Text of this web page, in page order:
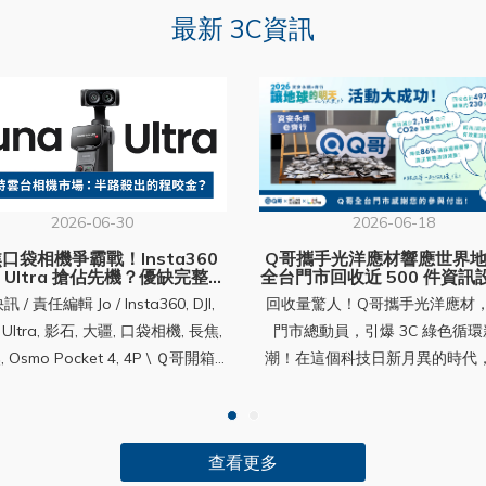
最新 3C資訊
2026-06-30
袋相機爭霸戰！Insta360
搶佔先機？優缺完整分
析＋套裝購買攻略
人機專利、結構設計和影像處理技術，大疆也提出：影石部分發明人曾是 DJI 核心研發人員，依中國專利法，這些可能屬於「職務發明」，專利權應歸大疆所有。 目前六月這場在美國，大疆針對「外觀」和「技術」兩個大方向指控影石，並要求法院下達永久禁制令，可以說大疆於美國市場受限的情況底下，也試圖阻擋 Luna 系列在美國的銷售。 外觀方面，說影石抄了 DJI Osmo Pocket 的基礎外觀，包含手柄造型、雲台結構、可旋轉螢幕、按鍵配置、整體比例⋯⋯等等；也有另一說，說這是產品設計的「趨同演化」；源自生物學，不同物種因相同環境壓力演化出相似特徵（例如鯊魚和海豚體型趨同），但⋯⋯口袋雲台相機真的沒有其他設計外觀可以嘗試了嗎？技術方面，大疆認為影石的 Luna 複製了 Osmo Pocket 的以下核心功能：主體追蹤、雲台方向跟隨控制、雲台模式切換、鎖定拍攝方向功能（Lock Mode）；大疆在訴狀中甚至使用了相當強烈的措辭「blatantly copy」公然抄襲。 沒人是紙老虎，影石迅速反擊 Insta360 會接受這些指控嗎？當然不。非常快地，隔天 Insta360 就在美國提出反訴。指控 DJI 侵犯影石五項專利，包括雲台穩定技術、雲台方向控制、平滑防震演算法等等；產品線涉及 Osmo Pocket、Ronin / RS、Osmo Mobile、Osmo 360。 Insta360 創辦人劉靖康在日本 DC.Watch 的專訪表示：Luna 專案其實從 2020 年就開始開發，技術源自：ONE R、Link 網路攝影機、Flow 手機穩定器；並非抄襲 DJI。而 DJI 選在 Luna 發售當天提告，反而彰顯其害怕競爭的心理。 不過，在 DJI 提交美國德州東區法院的訴狀中，DJI 的立場相當明確：Luna 系列不只是外觀接近，而是從機身輪廓到功能組合，都「全面複製」DJI 花費多年研發並取得專利的 Osmo Pocket 系列技術。 換句話說，Insta360 把這場官司定調為「巨頭打壓新競爭者」；DJI 則在訴訟文件中把它定調為「保護多年研發成果與專利權」。 目前訴訟火熱進行中，而 Luna Ultra 至此據說買氣和銷量也不錯。究竟這台 Luna Ultra 有什麼能耐，讓大疆不得不動真格？讓我們一起看下去⋯⋯（老套） （⭡回目錄） 二、Luna Ultra 規格大解密——徠卡加持了什麼？ 看完以上（激發潛能）的良性競爭（嗎？），讓我們將鏡頭從法院重新聚焦回這次主角，也就是無情搶在 DJI Osmo Pocket 4P 之前亮眼登場的：Insta360 Luna Ultra，雙鏡頭口袋雲台相機。（竟然直接出了高階版，聽說之後才會出 Luna 基礎款，與 4P 競爭的意味很鮮明啊） 說徠卡之前，先說說口袋雲台相機存在的意義 如果你還沒有一台口袋相機、也不明白像 Pocket 這樣手持式的雲台相機，買來要做什麼用？手機不夠用嗎？簡單說，一來是讓單一功能交給專業設備，解放手機；避免長時間的錄影會讓手機發燙耗電，不必犧牲了手機本來在生活中的功能（導航、查資料、行動支付）。Luna Ultra 除了以白色打入喜歡輕盈形象的市場，可分離的螢幕更是主打賣點，當個會拍照的好男友簡直易如反掌。（嗯？你說要先有什麼？） 二來，專為紀錄的設備多方面體驗都優於手機，尤其在抗震防抖、儲存空間、使用體驗（握法、操作）的面向設計都比手機來的友善——穩定器（雲台）讓你放心行動，拍個片不用如履薄冰怕晃動；獨立的儲存空間和記憶卡，方便收納更多回憶；最後，單手握持就能拍出震撼美景，需要時還能用自帶腳架立著自拍，這樣的體驗怎能讓旅行者不愛？ Luna Ultra 五個重點特色 項目說明1. 聯名研發影石 Insta360 × Leica 德國徠卡 共同研發2. 鏡頭規格1 英吋主鏡頭（F1.8 光圈、14 檔動態範圍） 1/1.3 英吋長焦鏡頭（F2.0 光圈）3. 變焦能力6 倍無損變焦（120mm） + 最高 12 倍變焦（240mm） 4. 晶片系統業界首款 AI 三晶片系統： 1 張高通 4nm 旗艦晶片 + 2 張專業影像晶片 支援 4K 60fps 夜拍錄影 5. 可拆卸螢幕2 吋 OLED 可拆卸式圖傳遙控螢幕 最遠 20 公尺圖傳 內建麥克風可收音 一機雙徠卡，畫質有底氣像 2008 年的皮克斯電影主角瓦利，橫向排列的雙鏡頭，似嘴巴處放上徠卡聯名標誌 LEICA，左邊主鏡頭，感光元件 1 吋，畫素約 3700 萬等級（依官方主鏡頭靜態照片參數推算），錄影最高 8K（約3300萬畫素）， 具備 F1.8 大光圈與 14 檔動態範圍；右邊則是 1/1.3 吋的徠卡長焦鏡頭，F2.0 光圈，負責 3 倍光學以上的遠攝與空間壓縮感。 徠卡是擁有超過一個半世紀光學底蘊、並有百年相機工藝傳承的德國影像品牌。 徠卡加持——色彩真功夫，鏡頭給門面？你會不會懷疑，Luna Ultra 的徠卡聯名是真材實料還是行銷噱頭？答案是：色彩科學這塊徠卡是明確有感、拍幾張照片就能驗證；鏡頭設計的部分，徠卡實際貢獻多少則是外人很難說死的灰色地帶。Insta360 ONE R 1 英吋版官方宣傳圖，雙機並列展示，紅黑配色機身搭載 Leica 認證鏡頭，為雙方最早期的合作機型。這已經不是 Insta360 第一次找徠卡了——兩家從 2020 年的 ONE R 一英吋版就開始合作，至今橫跨六年，期間推出過 ONE R、Ace Pro、Ace Pro 2 等多款聯名機種。而「徠卡聯名」實際上代表什麼？參考目前被認為合作最深的小米案例，徠卡主管 Pablo Noda 在 Counterpoint 專訪 表示徠卡通常會在幾個環節協助，包括：鏡頭共研、感光元件選擇建議、ISP（影像信號處理器）調校，以及「色彩科學」。徠卡通常不負責生產感光元件，這部分還是廠商自己的事。Leica Camera 位於德國 Wetzlar 萊茲公園（Leitz-Park）的圓形玻璃帷幕總部大樓外觀，銀灰色雙圓柱建築頂端標有紅色 Leica 標誌。 在徠卡可能參與合作的環節裡，色彩科學是最容易被看見的。Insta360 Luna Ultra 中設定即可見 Natural、Vivid、Chrome（自然、生動、復古）三組徠卡原廠色彩濾鏡；好不好用，使用者拍幾張比一比就知道。Insta360 App ＞「我的」＞「照片水印」＞ 開啟並選「白邊框」，匯出照片即套上徠卡框。這算是Luna的大絕招嗎？套個框看起來更漂亮了。 至於「鏡頭光學」——這就是門面學問了，只是「通過徠卡等級品質認證」的背書，不可能把徠卡動輒數十萬的專業鏡頭設計搬過來。可以合理推測徠卡確實有參與品質把關、也可能給了鍍膜或鏡片設計建議，但具體貢獻多少，外部沒辦法驗證。對消費者而言，你真正買到的是徠卡保障的品牌美學、高端感、影像風格、色彩調校、以及經過考驗的畫質。 拍照錄影要的就是畫面漂亮，而漂不漂亮，肉眼所見的色彩感受是直觀的。Insta360 的產品策略在某種程度上似乎和蘋果有相似性，圍繞著易用性和消費者體驗打轉，致力讓大眾新手都感到友善。 （⭡回目錄） 三、夜景加強、螢幕遙控：Luna Ultra 亮點巡禮 盤點硬實力——真的夠硬？ 1. 雙鏡頭，第一顆鏡頭：1 英吋主鏡頭（37MP，支援 RAW） 主鏡頭 1 吋 ——自 2023 秋季 DJI Osmo Pocket 3 開始，1 吋感光元件的主鏡頭進入口袋雲台相機產品，高規下放似乎漸成常態。 最高 37MP ——即 3700 萬畫素，以 Luna Ultra 的單張靜態照片「UltraPhoto」之最高畫素判斷。DJI Osmo Pocket 4 同樣搭載 37MP 1 吋感光元件，靜態高畫素模式叫「SuperPhoto」。 37MP是幾K？——可參考 Osmo Pocket 4 的實際輸出，1:1 為 6144×6144（37MP），16:9 為 7680×4320（33MP）也就是 8K。 2. 雙鏡頭，第二顆鏡頭：1/1.3 英吋長焦鏡頭 長焦鏡頭 1/1.3 吋 ——相對一般手機的望遠副鏡頭感光元件多落在 1/3.5 吋到 1/2 吋之間，連 2025 年望遠大幅升級的 iPhone 17 Pro 也僅 1/2.55 吋，Luna Ultra 面積約為其 3 倍；感光面積大，單位時間收到的光子多，訊噪比就高。結果是暗部更乾淨、夜景/室內噪點更少。然而感光元件的大小不必然代表成像品質的好壞，還有運算等多方因素，最終還是得看成像。 微距 / 近拍能力 ——Luna Ultra 的長焦不只拿來拍遠，也能拿來拍近。英國科技媒體 T3 實測提到 最短對焦距離約 15cm，搭配 12x 等效 240mm，可以拍昆蟲、花草、食物、產品細節，壓縮感和散景會比一般超廣角 Vlog 相機更有趣。缺點是缺少對焦峰值提示，加上螢幕小，難發現跑焦。 3. 五段變焦，是什麼概念？不確定五段變焦的實力？和幾乎兩倍價格（快四萬）的旗艦 iPhone 比一比，對得起價格的變焦實力一目瞭然1x（20mm）主鏡頭原生焦段 2x（40mm）主鏡頭高解析裁切 3x（60mm）獨立長焦鏡頭，非數位裁切 6x（120mm）長焦鏡頭高解析裁切 12x（240mm）長焦鏡頭進一步數位裁切／放大，畫質會下降網友分享的長焦拍攝的微距照片；因為對焦距離很短，所以很容易拍出微觀，這點是目前較新 iPhone 比較遺憾的。 實測發現五段變焦有其限制：＊錄影方面：錄 100fps 以上只有兩段 1x、3x（推測應是高幀率不可用長焦鏡頭）、且錄影中不可變焦。錄解析度 8K 只有四段 1x、2x、3x、6x，且錄影中不能切換鏡頭！主鏡頭 8K 只能在 1x~2.9x 之間變焦、長焦 8K 只能在 3x~6x 之間變焦。＊拍照方面：超清 UltraPhoto 37MP 只有兩段 1x、3x。切換變焦——透過螢幕點擊或撥桿操作、撥桿可推著漸變（數位變焦），可惜的是預設需逐段 1x→2x→3x→6x→12x 慢慢切換，且稍有延遲，沒有連點快速操作，比較陽春，但可以設自定義按鍵達成。 4. AI 三晶片：2 顆專用影像晶片＋1 顆 4nm 旗艦 AI 晶片 2 顆專用影像晶片（dual imaging chips）——負責感光元件訊號處理，主攻低光降噪、亮度與細節還原。 1 顆 4nm 旗艦 AI 晶片——從 Insta360 X5 用的 5nm 換成更新製程的 4nm，負責更高階的 AI 運算如主體追蹤、對焦反應、場景辨識等。Insta360 過去的相機長年被批評低光雜訊重、為了提亮而犧牲色彩準確度。此設計主要針對 Insta360 過去低光雜訊偏高的弱點，配合 1 吋大底與 4K60fps PureVideo 低光模式提升暗部表現。 5. 兩吋 OLED 可拆卸圖傳螢幕 可拆卸圖傳螢幕 ——業界首創，2 吋 OLED 觸控螢幕可整片拆下，變身無線遙控監看器，並內建麥克風與完整操控鍵。對單人自拍極為實用：相機架好、螢幕在手，自己構圖收音一手包辦。但與其他口袋雲台相機一樣，螢幕小，要確認對焦比較吃力。 20 公尺傳輸距離 ——實際視環境干擾，綜合 TechRadar、ReviewsTown 等媒體評測結果，最穩定範圍約 10~15 公尺，約一個籃球半場。 潛在風險 ——這個設計讓機身多了一組拆裝結構、觸點與通訊模組。T3 認為這功能未必人人需要，且可能增加潛在故障點。簡單說，它是 Luna Ultra 最吸睛的設計之一，但也是長期耐用性最值得觀察的地方。 6. POV 頭部追蹤器 POV 頭部追蹤器是什麼？——它是一顆戴在耳朵上的小型追蹤器，偵測你的頭部動作（水平 + 垂直），讓 Luna Ultra 的雲台即時跟著你「看的方向」轉動。相機本體則掛在頸掛（Neck Mount）或胸前，雙手完全解放。 好用嗎？——PetaPixel 講得很直白，實際運作不錯，但你得靠低頭、轉頭來控制鏡頭，在公共場合使用需要點恥力。此外，掛在胸前，需要注意跑跳時身體與機器碰撞，等等不同的實際使用狀況，成片實用與否因人而異。 7. 單機身重量約 230 克上下，裝續航手柄接近 300 克AI示意，Luna Ultra 約 17 公分、細長罐可樂約 13.4 公分。 算重嗎？——官方稱 200 克出頭，實測約 230~235 克，與 Pocket 4P 差不多。這個重量是雙鏡頭加可拆螢幕的代價，體感約等同一支大尺寸旗艦手機。如果以握感和重量而言可以想像小罐 250ml 細長瓶身的可樂（250g）。 8. 內建 47 GB 儲存空間Luna Ultra 內建容量偏小、更依賴記憶卡。 47GB 夠用嗎？——對比 DJI Osmo Pocket 4 的 107 GB 內建，根據兩家官方數據，4K/60fps 可以約錄製 220 分鐘 vs 104 分鐘，在這點上 Luna 比較可惜了。 可以插記憶卡？——可擴充的天花板比對手高一倍，支援microSD 到 2TB。 9. 23 分鐘快充 80%1550mAh 電池，官方表示最長續航時間達 4 個小時。 快嗎？——電池容量 1550mAh 和對手 1545mAh 幾乎相同，影石官方公佈數據是 45W 快充，而 DJI 是 65W 快充 18 分到 80%，差不多，都是吃頓飯的時間就充飽了，續戰力十足。不過如果和同樣有長焦的 Pocket 4P 相比官方數據，Luna Ultra 的滿電續航多了 4P 半小時。 吸睛軟實力——包羅萬象 1. Deep Track 5.0：自動、變焦和群組追蹤，以及智能構圖 自動追蹤 ——螢幕上對要追蹤的東西點兩下、或點畫面上追蹤圖示後進行框選。TIPS！也可以用搖桿單壓快速啟動（會聰明地自動判斷主體）；追蹤模式中，壓一次搖桿就可以取消追蹤功能囉～ 變焦追蹤 ——追蹤時不會自動變焦，這是指不同焦段都有追蹤功能。 群組追蹤 ——框選時一次框住多人，就可以在兼顧整體構圖同時，在畫面裡一同追蹤最多 8 人。 智能構圖 ——3×3 黃金比例網格，可設定追蹤主體在畫面上的位置，例如左上、右下；不必死板置中，對構圖有需求的人是大加分。 物理追蹤限制 ——雲台無法 360° 旋轉：Stuff、TECHMISSION 都提到，主體繞到正後方就追不到，這是機械限制，沒辦法。 2. 4K 120fps 慢動作 注意變焦限制 ——對多數人來說 4K120 其實夠用了，但也別忘記超過 100fps 這台變焦只剩下 1x 和 3x。 同級規格 ——Luna Ultra 慢動作 4K 最高僅 120fps，想要 240fps 得退到 1080p；而 Pocket 4 能 4K240，如果是追求極致慢動作拍攝的話Luna稍微可惜了些。 3. 10-bit I-Log 品牌內大進步 ——RedShark 實測表明這代的 I-Log 是世代級的進步：膚色漂亮，自然不數位化；Insta360 過去 8-bit 難調易崩，這代靠 10-bit 高寬容大幅改善。 和 DJI 相比呢？——I-Log 目前處於「軟體強大，但硬體與生態配套跟不上」的尷尬期。沒有機身曝光輔助、缺乏龐大的後期 LUT 支援，導致它的試錯和時間成本可能高於 DJI 的 D-Log，比起作為專業群體的工具或許更像高階功能嚐鮮合輯。 4. Dolby Vision 杜比視界影片 Dolby Vision 杜比視界是什麼？——這是 HDR 的一種高階格式，在影片裡夾帶了「動態中繼資料」讓影片在不同場景、甚至不同畫面之間，調整亮度、對比、色彩映射等呈現方式。不像普通 HDR（如 HDR10）是整支片套用一組固定設定。 好用嗎？——先說 PetaPixel 評測發現標準 8K24 錄到過熱停機是 49 分鐘；4K120 過熱是 44 分鐘；而官方給出的標準 8K30 約 35 分鐘，未說明杜比視界影片以內建容量可錄多長。實測操作切換時會顯示「8K杜比視界升溫較快，建議在有風環境下使用」。 實測 ——Ｑ小編在辦公室冷氣房，實測錄製杜比視界 8K30 可以錄超過 50 分鐘！比官方的標準 8K30 約 35 分鐘還要久，但機身內側和面板接合處是真的很燙，建議把面板拆下來散熱。 5. PureVideo 專為低光拍攝所作 ——標準模式是正常影像處理，適合白天或光線穩定的環境；PureVideo 則是低光專用，利用演算法和AI晶片更積極地處理雜訊和暗部。 三個限制 ——第一是 PureVideo 最高只到 4K 60fps。第二是細節可能會被降噪抹掉，這是這類低光 AI 降噪的共同代價。第三是動態畫面容易變軟或有拖影感，夜拍為了吃更多光，通常會降低快門速度；光線越少，穩定度越容易變差，拍 30fps 會較理想。 6. Leica 色彩 內建 3 款徠卡濾鏡與 6 款電影濾鏡 ——Leica Natural 自然耐看，Leica Vivid 讓顏色更飽滿，Leica Chrome 更強對比和復古。另外正片、底片、CC底片、NC底片、日系、歐美，六種濾鏡可調整強中弱三級。 7. 一鍵美顏 美顏功能 ——可以使用一鍵開啟套用預設，也可分別調整兩項內容：膚色（小麥到白皙共七種）、磨皮（五種強度）。 8. 兩億畫素全景照片啟動後雲台自動轉動、拍多張照片，再合成一張超高解析度的 2:1 電影比例全景圖。拍城市、山景、室內空間、旅遊大景時，後期裁切彈性很大。 8. 色彩 QR 碼分享在 Luna Ultra 裡調好一套影像風格後，可以把這套設定生成一個 QR Code。別人用 Luna Ultra 鏡頭掃這個 QR Code，就能快速套用同一套風格。官方說它不只包含基本濾鏡，還可以包含 美顏、濾鏡、色彩模式、白平衡等影像調整參數。這其實有點社群味。別人看到某個創作者的 Luna 畫面很好看，不用自己猜參數，掃一下就能套同款風格。 （⭡回目錄） 四、Luna Ultra 有６款套裝，怎麼挑 CP 值高？ 懶人結論：多數人先看續航套裝；會拍人講話就直上 Vlog 套裝；創作者套裝不是不能買，而是要確定 Mic Pro、增廣鏡、續航手柄都用得到，才真的划算。 套裝名稱價格 (NT$)內含配件標準套裝22,9901× Luna Ultra 機身 1× 保護殼 1× 防風罩 1× 1/4" 螺紋手柄 1× 手繩（防丟繩）續航套裝26,200標準套裝全部配件＋ 1× 收納包 1× 續航手柄（內建 1000mAh，可邊拍邊充）隨行套裝26,200標準套裝全部配件＋ 1× 收納包＋ 1× 黑柔鏡（柔化光線、增加氛圍感）Vlog 套裝26,900標準套裝全部配件＋ 1× Mic Air 發射器（無線麥）＋ 1× 黑柔鏡＋ 1× 斜背掛繩POV 套裝26,300標準套裝全部配件＋ 1× 第一人稱頭部追蹤模組＋ 1× 頸掛支架創作者套裝29,990標準套裝全部配件＋ 1× Mic Pro 發射器（進階無線麥）＋ 1× 增廣鏡（更廣視角）＋ 1× 續航手柄＋ 1× 收納包 小白預算有限、不確定想怎麼拍，先看標準套裝：標準套裝 22,990 元，主機加保護殼、防丟繩，還有一支 1/4" 螺紋手柄——這支手柄底部能展開三腳架，桌面定點、自拍、放著讓 AI 追蹤都不用另外接腳架。機身內建多麥克風陣列，加上隨附的防風罩，手持在正常環境對著鏡頭講話，內建收音就夠用。續航方面官方說 4 小時是 1080p24、關螢幕關 Wi-Fi 的實驗室數字，實際錄 4K 還要看環境和操作狀況，有媒體實測出 1.5 小時左右，所以如果你很擔心電量、又不想接著行動電源使用，可以向上考慮續航套裝。 同樣價格，續航 vs 隨行套裝，要選哪個？續航套裝 → 多續航手柄：內建 1000mAh、邊拍邊充，底部一樣保留三腳架和 1/4" 螺孔。隨行套裝 → 多黑柔鏡：柔化高光與燈光邊緣，做出帶電影感的柔和光暈和溫潤調性 。續航可以事後解決。 機身底部就是 USB-C，帶一顆行動電源加一條線，一樣能邊拍邊充，效果跟續航手柄幾乎一樣、成本更低。續航手柄的真正優勢只在「整合進握把、不用外掛電源垂一條線」，邊走邊拍俐落一點，代價是握把變長變重（比原本的螺紋手柄多約 40g）。換句話說，就算不買它，電量問題你手上的行動電源就能補。黑柔鏡反而是無可替代的。 那種亮部暈開、柔霧的質感是在光學層做進去的，後製只能逼近、很難完全複製（尤其高光的光暈）。但它是雙面刃——會降一點銳利和對比，場景挑錯或吃太重畫面會糊、會髒，而且拍進去就拿不掉。它吃的是品味和場景判斷，不是無腦加分，所以最好先做點功課再決定要不要黑柔鏡。 Vlog 套裝：你需要無線麥嗎？Vlog 套裝沒收納包，多了無線麥、黑柔鏡和斜背掛繩。抉擇點是收音
2026-06-18
Q哥攜手光洋應材響應世界
全台門市回收近 500 件資訊
落實 3C 循環永續！
回收量驚人！Q哥攜手光洋應材
門市總動員，引爆 3C 綠色循環
潮！在這個科技日新月異的時代
的舊 3C 設備，最後都去哪裡了嗎
球電子廢棄物（E-waste）正以
查看更多